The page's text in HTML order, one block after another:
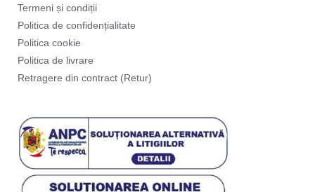
Termeni și condiții
Politica de confidențialitate
Politica cookie
Politica de livrare
Retragere din contract (Retur)